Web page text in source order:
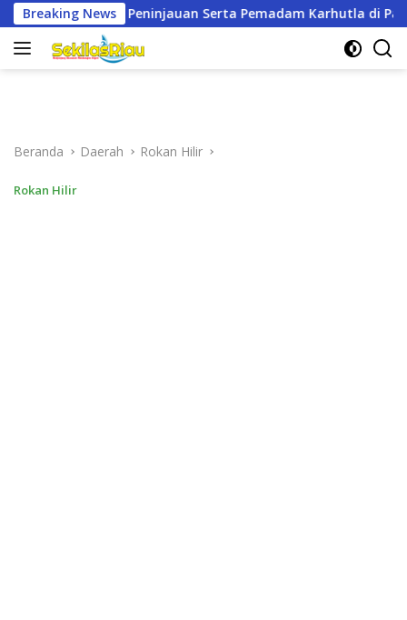
Langsung
ke
konten
Breaking News
Pemadam Karhutla di Palika Tiga Perwakilan
Beranda Daerah Rokan Hilir
Rokan Hilir